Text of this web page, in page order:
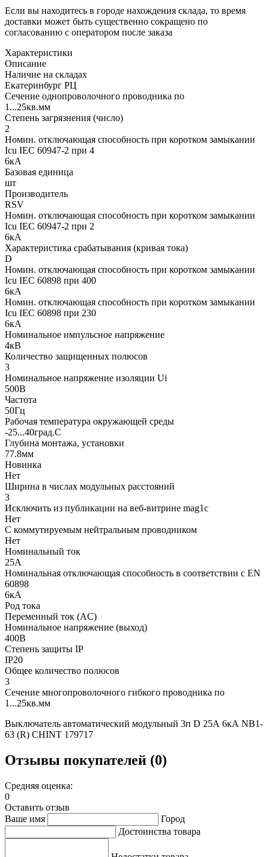
Если вы находитесь в городе нахождения склада, то время
доставки может быть существенно сокращено по
согласованию с оператором после заказа
Характеристики
Описание
Наличие на складах
Екатеринбург РЦ
Сечение однопроволочного проводника по
1...25кв.мм
Степень загрязнения (число)
2
Номин. отключающая способность при коротком замыкании
Icu IEC 60947-2 при 4
6кА
Базовая единица
шт
Производитель
RSV
Номин. отключающая способность при коротком замыкании
Icu IEC 60947-2 при 2
6кА
Характеристика срабатывания (кривая тока)
D
Номин. отключающая способность при коротком замыкании
Icu IEC 60898 при 400
6кА
Номин. отключающая способность при коротком замыкании
Icu IEC 60898 при 230
6кА
Номинальное импульсное напряжение
4кВ
Количество защищенных полюсов
3
Номинальное напряжение изоляции Ui
500В
Частота
50Гц
Рабочая температура окружающей среды
-25...40град.C
Глубина монтажа, установки
77.8мм
Новинка
Нет
Ширина в числах модульных расстояний
3
Исключить из публикации на веб-витрине mag1c
Нет
С коммутируемым нейтральным проводником
Нет
Номинальный ток
25А
Номинальная отключающая способность в соответствии с EN
60898
6кА
Род тока
Переменный ток (AC)
Номинальное напряжение (выход)
400В
Степень защиты IP
IP20
Общее количество полюсов
3
Сечение многопроволочного гибкого проводника по
1...25кв.мм
Выключатель автоматический модульный 3п D 25А 6кА NB1-
63 (R) CHINT 179717
Отзывы покупателей (0)
Средняя оценка:
0
Оставить отзыв
Ваше имя
Город
Достоинства товара